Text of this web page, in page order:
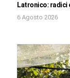
Latronico: radici
6 Agosto 2026